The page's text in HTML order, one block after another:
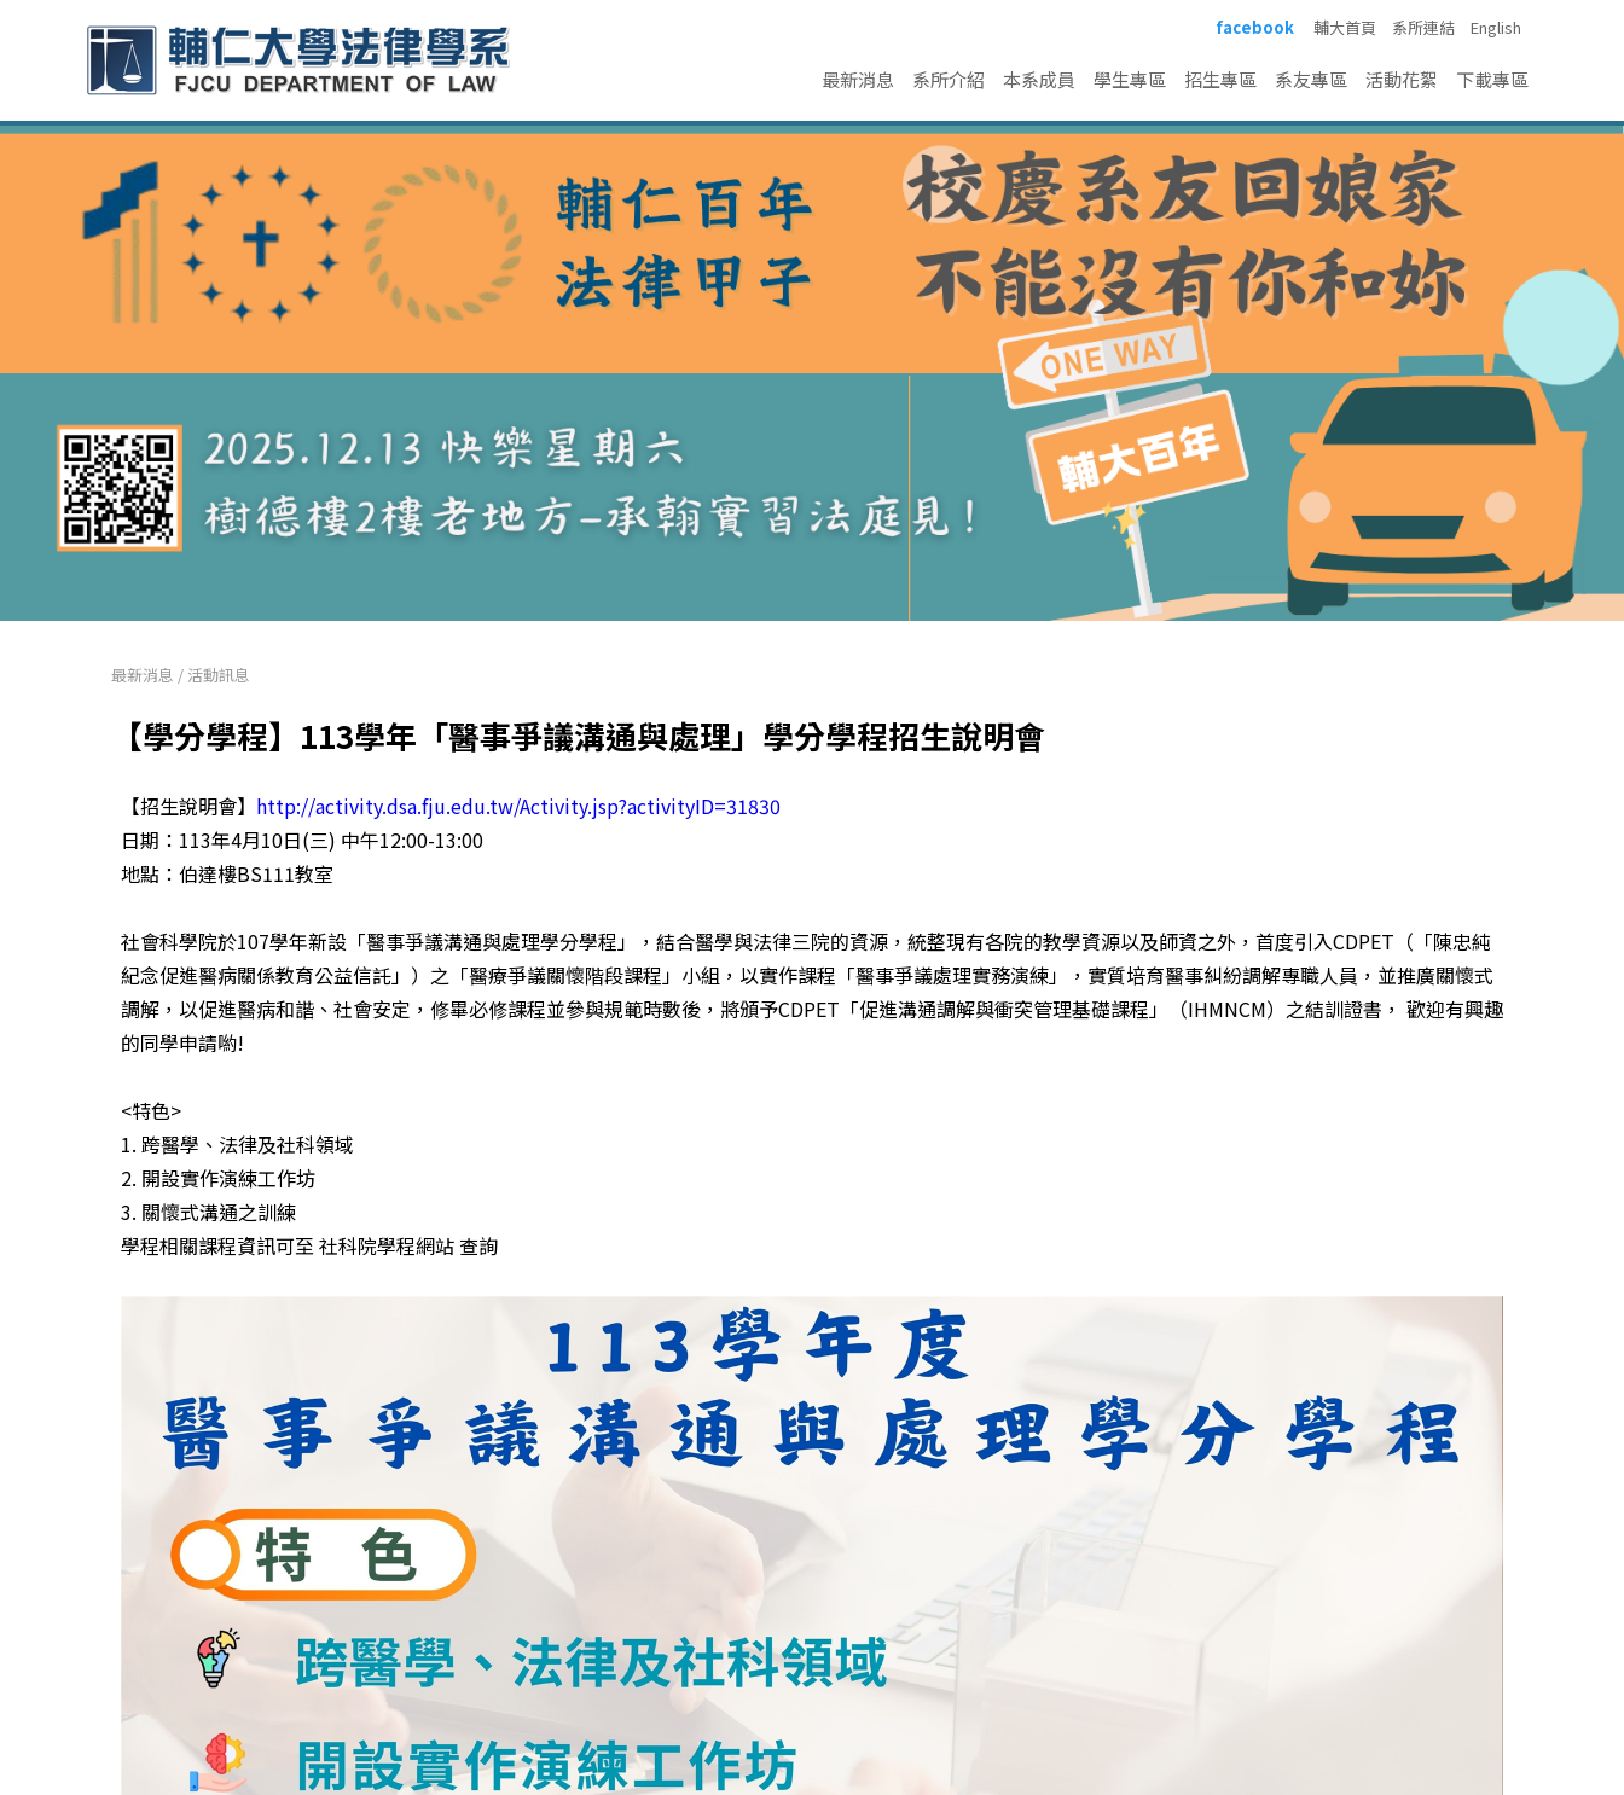
facebook 輔大首頁 系所連結 English
最新消息 系所介紹 本系成員 學生專區 招生專區 系友專區 活動花絮 下載專區
最新消息 / 活動訊息
【學分學程】113學年「醫事爭議溝通與處理」學分學程招生說明會
【招生說明會】 http://activity.dsa.fju.edu.tw/Activity.jsp?activityID=31830
日期：113年4月10日(三) 中午12:00-13:00
地點：伯達樓BS111教室
社會科學院於107學年新設「醫事爭議溝通與處理學分學程」，結合醫學與法律三院的資源，統整現有各院的教學資源以及師資之外，首度引入CDPET（「陳忠純
紀念促進醫病關係教育公益信託」）之「醫療爭議關懷階段課程」小組，以實作課程「醫事爭議處理實務演練」，實質培育醫事糾紛調解專職人員，並推廣關懷式
調解，以促進醫病和諧、社會安定，修畢必修課程並參與規範時數後，將頒予CDPET「促進溝通調解與衝突管理基礎課程」（IHMNCM）之結訓證書， 歡迎有興趣
的同學申請喲!
<特色>
1. 跨醫學、法律及社科領域
2. 開設實作演練工作坊
3. 關懷式溝通之訓練
學程相關課程資訊可至 社科院學程網站 查詢